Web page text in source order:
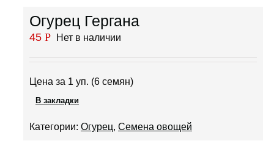
Огурец Гергана
45 Р Нет в наличии
Цена за 1 уп. (6 семян)
В закладки
Категории: Огурец, Семена овощей